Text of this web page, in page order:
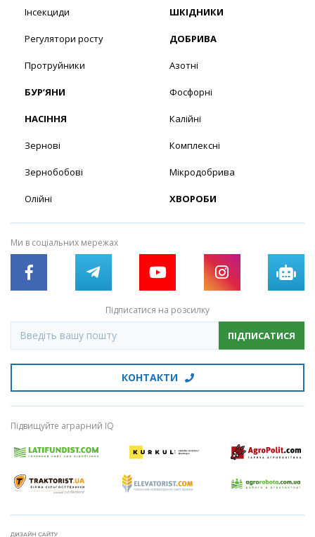
Інсекциди
Регулятори росту
Протруйники
БУР’ЯНИ
НАСІННЯ
Зернові
Зернобобові
Олійні
ШКІДНИКИ
ДОБРИВА
Азотні
Фосфорні
Калійні
Комплексні
Мікродобрива
ХВОРОБИ
Ми в соціальних мережах
Підписатися на розсилку
ПІДПИСАТИСЯ
КОНТАКТИ
Підвищуйте аграрний IQ